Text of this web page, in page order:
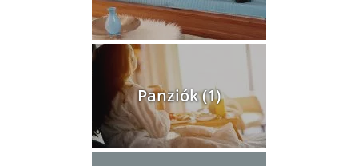
Panziók (1)